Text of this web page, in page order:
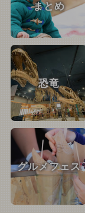
まとめ
恐竜
グルメフェス